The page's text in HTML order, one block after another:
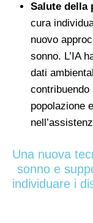
Salute della
cura
nuovo
sonno. L’IA
dati
popolazione
Una nuova
sonno e
individuare i